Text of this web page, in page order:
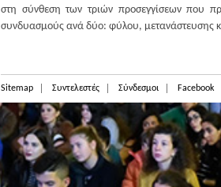
στη σύνθεση των τριών προσεγγίσεων που
συνδυασμούς ανά δύο: φύλου, μετανάστευσης
Sitemap Συντελεστές Σύνδεσμοι Facebook